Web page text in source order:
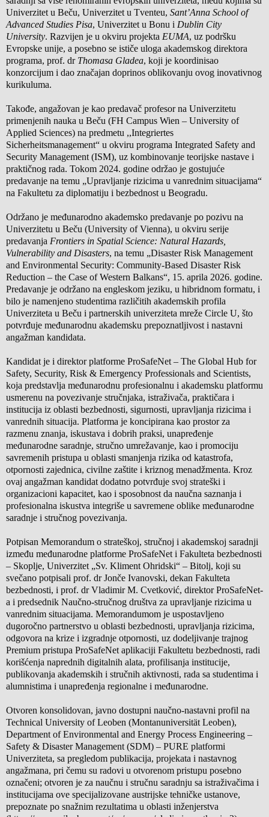
Univerzitet u Beču, Univerzitet u Tventeu, Sant’Anna School of
Advanced Studies Pisa, Univerzitet u Bonu i Dublin City
University. Razvijen je u okviru projekta EUMA, uz podršku
Evropske unije, a posebno se ističe uloga akademskog direktora
programa, prof. dr Thomasa Gladea, koji je koordinisao
konzorcijum i dao značajan doprinos oblikovanju ovog inovativnog
kurikuluma.
Takođe, angažovan je kao predavač profesor na Univerzitetu
primenjenih nauka u Beču (FH Campus Wien – University of
Applied Sciences) na predmetu ,,Integriertes
Sicherheitsmanagement“ u okviru programa Integrated Safety and
Security Management (ISM), uz kombinovanje teorijske nastave i
praktičnog rada. Tokom 2024. godine održao je gostujuće
predavanje na temu „Upravljanje rizicima u vanrednim situacijama“
na Fakultetu za diplomatiju i bezbednost u Beogradu.
Održano je međunarodno akademsko predavanje po pozivu na
Univerzitetu u Beču (University of Vienna), u okviru serije
predavanja Frontiers in Spatial Science: Natural Hazards,
Vulnerability and Disasters, na temu „Disaster Risk Management
and Environmental Security: Community-Based Disaster Risk
Reduction – the Case of Western Balkans“, 15. aprila 2026. godine.
Predavanje je održano na engleskom jeziku, u hibridnom formatu, i
bilo je namenjeno studentima različitih akademskih profila
Univerziteta u Beču i partnerskih univerziteta mreže Circle U, što
potvrđuje međunarodnu akademsku prepoznatljivost i nastavni
angažman kandidata.
Kandidat je i direktor platforme ProSafeNet – The Global Hub for
Safety, Security, Risk & Emergency Professionals and Scientists,
koja predstavlja međunarodnu profesionalnu i akademsku platformu
usmerenu na povezivanje stručnjaka, istraživača, praktičara i
institucija iz oblasti bezbednosti, sigurnosti, upravljanja rizicima i
vanrednih situacija. Platforma je koncipirana kao prostor za
razmenu znanja, iskustava i dobrih praksi, unapređenje
međunarodne saradnje, stručno umrežavanje, kao i promociju
savremenih pristupa u oblasti smanjenja rizika od katastrofa,
otpornosti zajednica, civilne zaštite i kriznog menadžmenta. Kroz
ovaj angažman kandidat dodatno potvrđuje svoj strateški i
organizacioni kapacitet, kao i sposobnost da naučna saznanja i
profesionalna iskustva integriše u savremene oblike međunarodne
saradnje i stručnog povezivanja.
Potpisan Memorandum o strateškoj, stručnoj i akademskoj saradnji
između međunarodne platforme ProSafeNet i Fakulteta bezbednosti
– Skoplje, Univerzitet „Sv. Kliment Ohridski“ – Bitolj, koji su
svečano potpisali prof. dr Jonče Ivanovski, dekan Fakulteta
bezbednosti, i prof. dr Vladimir M. Cvetković, direktor ProSafeNet-
a i predsednik Naučno-stručnog društva za upravljanje rizicima u
vanrednim situacijama. Memorandumom je uspostavljeno
dugoročno partnerstvo u oblasti bezbednosti, upravljanja rizicima,
odgovora na krize i izgradnje otpornosti, uz dodeljivanje trajnog
Premium pristupa ProSafeNet aplikaciji Fakultetu bezbednosti, radi
korišćenja naprednih digitalnih alata, profilisanja institucije,
publikovanja akademskih i stručnih aktivnosti, rada sa studentima i
alumnistima i unapređenja regionalne i međunarodne.
Otvoren konsolidovan, javno dostupni naučno-nastavni profil na
Technical University of Leoben (Montanuniversität Leoben),
Department of Environmental and Energy Process Engineering –
Safety & Disaster Management (SDM) – PURE platformi
Univerziteta, sa pregledom publikacija, projekata i nastavnog
angažmana, pri čemu su radovi u otvorenom pristupu posebno
označeni; otvoren je za naučnu i stručnu saradnju sa istraživačima i
institucijama ove specijalizovane austrijske tehničke ustanove,
prepoznate po snažnim rezultatima u oblasti inženjerstva